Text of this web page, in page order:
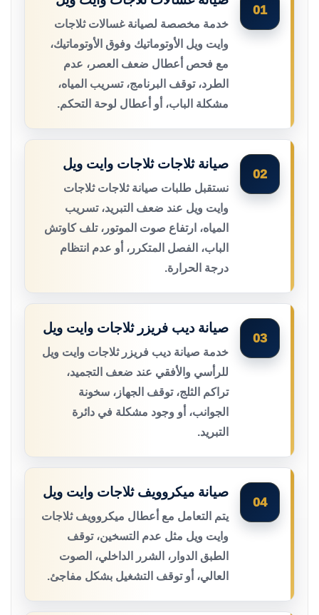
01
خدمة مخصصة لصيانة غسالات ثلاجات
وايت ويل الأوتوماتيك وفوق الأوتوماتيك،
مع فحص أعطال ضعف العصر، عدم
الطرد، توقف البرنامج، تسريب المياه،
مشكلة الباب، أو أعطال لوحة التحكم.
02
صيانة ثلاجات ثلاجات وايت ويل
نستقبل طلبات صيانة ثلاجات ثلاجات
وايت ويل عند ضعف التبريد، تسريب
المياه، ارتفاع صوت الموتور، تلف كاوتش
الباب، الفصل المتكرر، أو عدم انتظام
درجة الحرارة.
03
صيانة ديب فريزر ثلاجات وايت ويل
خدمة صيانة ديب فريزر ثلاجات وايت ويل
للرأسي والأفقي عند ضعف التجميد،
تراكم الثلج، توقف الجهاز، سخونة
الجوانب، أو وجود مشكلة في دائرة
التبريد.
04
صيانة ميكروويف ثلاجات وايت ويل
يتم التعامل مع أعطال ميكروويف ثلاجات
وايت ويل مثل عدم التسخين، توقف
الطبق الدوار، الشرر الداخلي، الصوت
العالي، أو توقف التشغيل بشكل مفاجئ.